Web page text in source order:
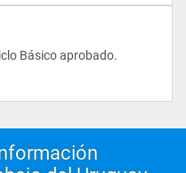
Básico aprobado.